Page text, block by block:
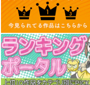
作品詳細
アオハルくんは今日も
スケベできない!?
イースト・プレス
770円（税込）
BL
に
イ
814